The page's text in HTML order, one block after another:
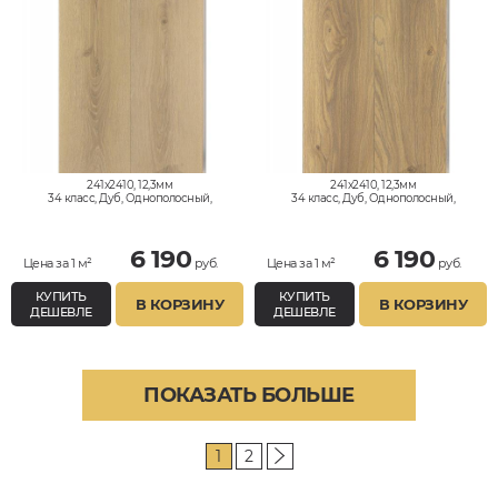
241x2410, 12,3мм
34 класс, Дуб, Однополосный,
Цена за 1 м² 6 190 руб.
КУПИТЬ
ДЕШЕВЛЕ
В КОРЗИНУ
241x2410, 12,3мм
34 класс, Дуб, Однополосный,
Цена за 1 м² 6 190 руб.
КУПИТЬ
ДЕШЕВЛЕ
В КОРЗИНУ
ПОКАЗАТЬ БОЛЬШЕ
1 2